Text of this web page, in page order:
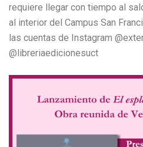
requiere llegar con tiempo al
al interior del Campus San
las cuentas de Instagram
@libreriaedicionesuct